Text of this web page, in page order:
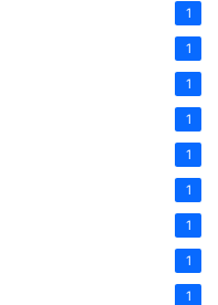
1
1
1
1
1
1
1
1
1